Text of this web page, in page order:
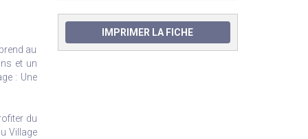
au
et un
: Une
du
Village
IMPRIMER LA FICHE